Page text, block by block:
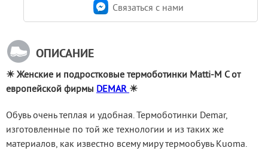
Связаться c нами
ОПИСАНИЕ
☀ Женские и подростковые термоботинки Matti-M C от
европейской фирмы DEMAR ☀
Обувь очень теплая и удобная. Термоботинки Demar,
изготовленные по той же технологии и из таких же
материалов, как известно всему миру термообувь Kuoma.